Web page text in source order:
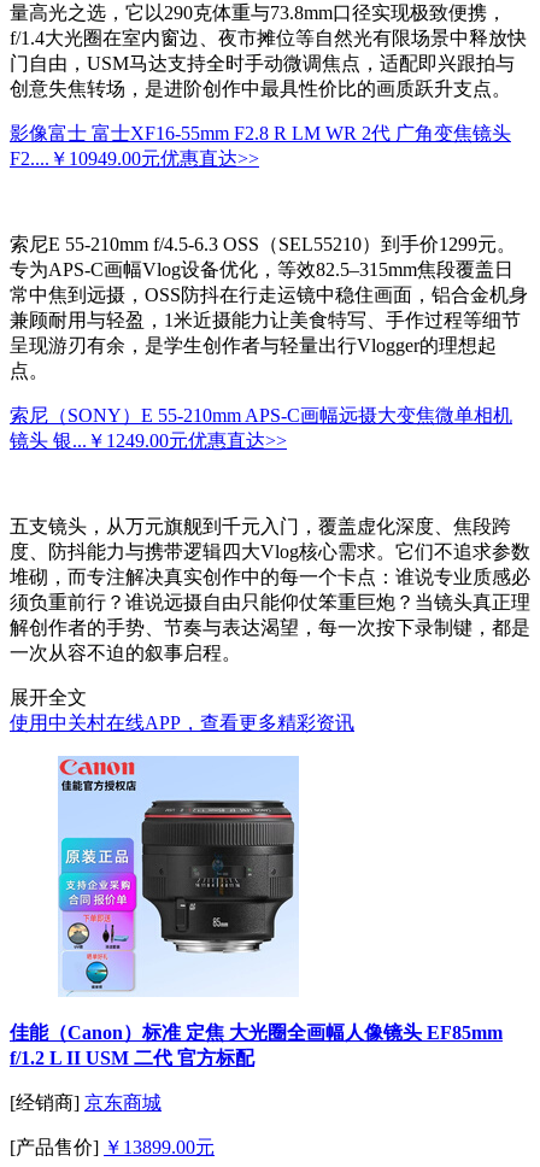
量高光之选，它以290克体重与73.8mm口径实现极致便携，
f/1.4大光圈在室内窗边、夜市摊位等自然光有限场景中释放快
门自由，USM马达支持全时手动微调焦点，适配即兴跟拍与
创意失焦转场，是进阶创作中最具性价比的画质跃升支点。
影像富士 富士XF16-55mm F2.8 R LM WR 2代 广角变焦镜头
F2.... ￥10949.00元优惠直达>>
索尼E 55-210mm f/4.5-6.3 OSS（SEL55210）到手价1299元。
专为APS-C画幅Vlog设备优化，等效82.5–315mm焦段覆盖日
常中焦到远摄，OSS防抖在行走运镜中稳住画面，铝合金机身
兼顾耐用与轻盈，1米近摄能力让美食特写、手作过程等细节
呈现游刃有余，是学生创作者与轻量出行Vlogger的理想起
点。
索尼（SONY）E 55-210mm APS-C画幅远摄大变焦微单相机
镜头 银... ￥1249.00元优惠直达>>
五支镜头，从万元旗舰到千元入门，覆盖虚化深度、焦段跨
度、防抖能力与携带逻辑四大Vlog核心需求。它们不追求参数
堆砌，而专注解决真实创作中的每一个卡点：谁说专业质感必
须负重前行？谁说远摄自由只能仰仗笨重巨炮？当镜头真正理
解创作者的手势、节奏与表达渴望，每一次按下录制键，都是
一次从容不迫的叙事启程。
展开全文
使用中关村在线APP，查看更多精彩资讯
佳能（Canon）标准 定焦 大光圈全画幅人像镜头 EF85mm
f/1.2 L II USM 二代 官方标配
[经销商] 京东商城
[产品售价] ￥13899.00元